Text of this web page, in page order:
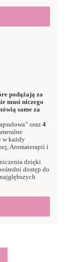
podążają za
musi niczego
same za
oraz 4
w każdy
Aromaterapii i
dzięki
dostęp do